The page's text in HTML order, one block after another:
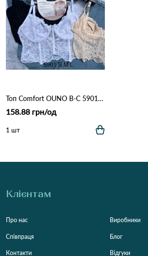
Топ Comfort OUNO B-C 5901 Різні кольори
158.88 грн/од
1 шт
Клієнтам
Про нас
Співпраця
Контакти
Виробники
Блог
Відгуки